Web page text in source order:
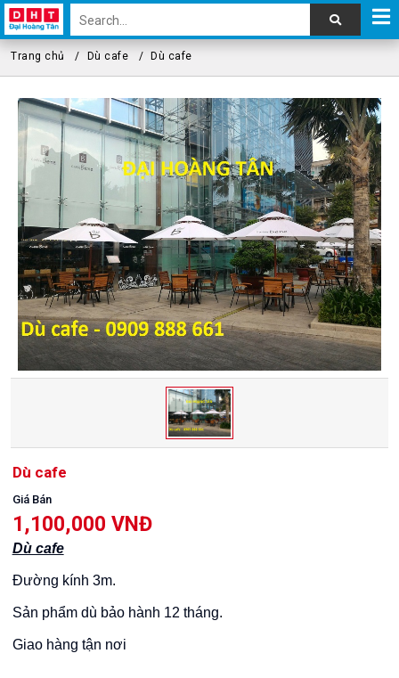
Trang chủ Dù cafe Dù cafe
Dù cafe
Giá Bán
1,100,000 VNĐ
Dù cafe
Đường kính 3m.
Sản phẩm dù bảo hành 12 tháng.
Giao hàng tận nơi